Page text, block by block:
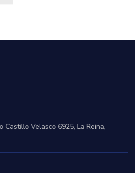
Castillo Velasco 6925, La Reina,